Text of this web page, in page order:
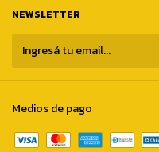
NEWSLETTER
Medios de pago